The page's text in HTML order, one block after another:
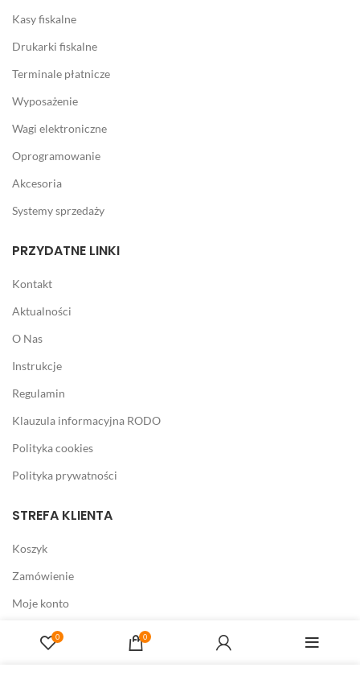
Kasy fiskalne
Drukarki fiskalne
Terminale płatnicze
Wyposażenie
Wagi elektroniczne
Oprogramowanie
Akcesoria
Systemy sprzedaży
PRZYDATNE LINKI
Kontakt
Aktualności
O Nas
Instrukcje
Regulamin
Klauzula informacyjna RODO
Polityka cookies
Polityka prywatności
STREFA KLIENTA
Koszyk
Zamówienie
Moje konto
Ulubione0 0